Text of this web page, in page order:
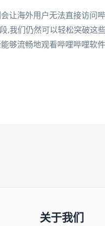
让海外用户无法直接访问
,我们仍然可以轻松突破这
够流畅地观看哔哩哔哩软件
关于我们